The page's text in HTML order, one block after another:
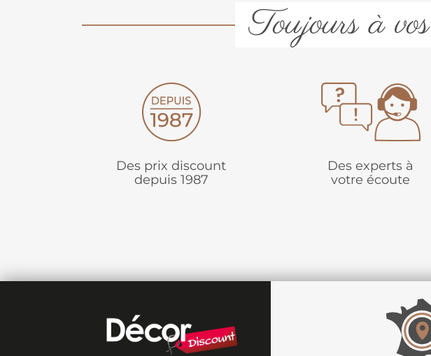
Toujours à
Des prix discount
depuis 1987
Des experts à
votre écoute